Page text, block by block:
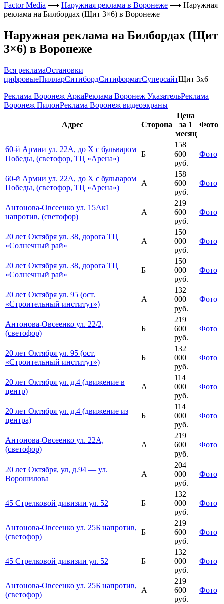
Factor Media ⟶ Наружная реклама в Воронеже ⟶ Наружная
реклама на Билбордах (Щит 3×6) в Воронеже
Наружная реклама на Билбордах (Щит
3×6) в Воронеже
Вся рекламаОстановки
цифровыеПилларСитибордСитиформатСуперсайтЩит 3х6
Реклама Воронеж АркаРеклама Воронеж УказательРеклама
Воронеж ПилонРеклама Воронеж видеоэкраны
Адрес Сторона
Цена
за 1
месяц
Фото
60-й Армии ул. 22А, до Х с бульваром
Победы, (светофор, ТЦ «Арена»)
Б
158
600
руб.
Фото
60-й Армии ул. 22А, до Х с бульваром
Победы, (светофор, ТЦ «Арена»)
А
158
600
руб.
Фото
Антонова-Овсеенко ул. 15Ак1
напротив, (светофор)
А
219
600
руб.
Фото
20 лет Октября ул. 38, дорога ТЦ
«Солнечный рай»
А
150
000
руб.
Фото
20 лет Октября ул. 38, дорога ТЦ
«Солнечный рай»
Б
150
000
руб.
Фото
20 лет Октября ул. 95 (ост.
«Строительный институт»)
А
132
000
руб.
Фото
Антонова-Овсеенко ул. 22/2,
(светофор)
Б
219
600
руб.
Фото
20 лет Октября ул. 95 (ост.
«Строительный институт»)
Б
132
000
руб.
Фото
20 лет Октября ул. д.4 (движение в
центр)
А
114
000
руб.
Фото
20 лет Октября ул. д.4 (движение из
центра)
Б
114
000
руб.
Фото
Антонова-Овсеенко ул. 22А,
(светофор)
А
219
600
руб.
Фото
20 лет Октября, ул, д.94 — ул.
Ворошилова
А
204
000
руб.
Фото
45 Стрелковой дивизии ул. 52 Б
132
000
руб.
Фото
Антонова-Овсеенко ул. 25Б напротив,
(светофор)
Б
219
600
руб.
Фото
45 Стрелковой дивизии ул. 52 Б
132
000
руб.
Фото
Антонова-Овсеенко ул. 25Б напротив,
(светофор)
А
219
600
руб.
Фото